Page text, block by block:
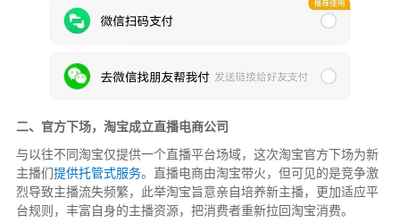
二、官方下场，淘宝成立直播电商公司
与以往不同淘宝仅提供一个直播平台场域，这次淘宝官方下场为新
主播们提供托管式服务。直播电商由淘宝带火，但可见的是竞争激
烈导致主播流失频繁，此举淘宝旨意亲自培养新主播，更加适应平
台规则，丰富自身的主播资源，把消费者重新拉回淘宝消费。